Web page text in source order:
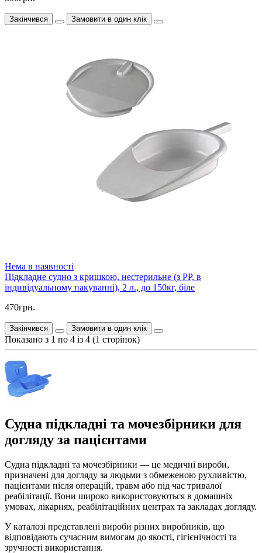
Закінчився Замовити в один клік
Нема в наявності
Підкладне судно з кришкою, нестерильне (з PP, в
індивідуальному пакуванні), 2 л., до 150кг, біле
470грн.
Закінчився Замовити в один клік
Показано з 1 по 4 із 4 (1 сторінок)
Судна підкладні та мочезбірники для
догляду за пацієнтами
Судна підкладні та мочезбірники — це медичні вироби,
призначені для догляду за людьми з обмеженою рухливістю,
пацієнтами після операцій, травм або під час тривалої
реабілітації. Вони широко використовуються в домашніх
умовах, лікарнях, реабілітаційних центрах та закладах догляду.
У каталозі представлені вироби різних виробників, що
відповідають сучасним вимогам до якості, гігієнічності та
зручності використання.